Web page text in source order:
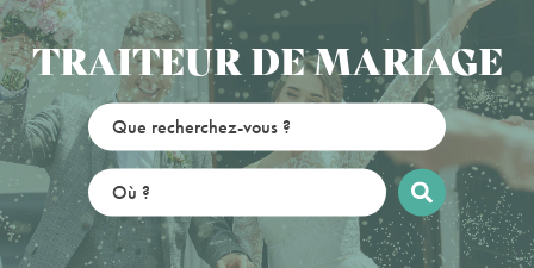
TRAITEUR DE MARIAGE